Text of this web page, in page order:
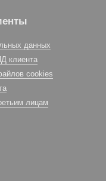
данных
клиента
cookies
лицам